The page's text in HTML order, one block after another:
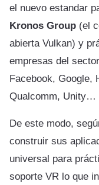
el nuevo estandar
Kronos Group (el
abierta Vulkan) y
empresas del
Facebook, Google,
Qualcomm, Unity…
De este modo,
construir sus
universal para
soporte VR lo que